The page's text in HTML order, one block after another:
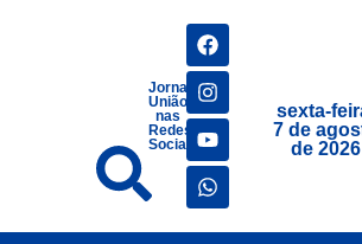
Jornais
União
nas
Redes
Sociais
sexta-
7 de
de 2026